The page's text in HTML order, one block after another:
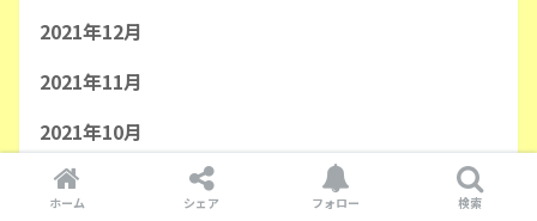
2021年12月
2021年11月
2021年10月
2021年9月
ホーム シェア フォロー 検索